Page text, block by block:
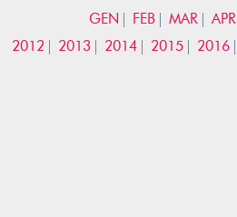
GEN FEB MAR APR
2012
2013 2014 2015 2016